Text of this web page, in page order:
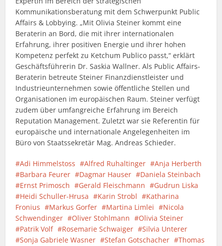
Kommunikationsberatung mit dem Schwerpunkt Public
Affairs & Lobbying. „Mit Olivia Steiner kommt eine
Beraterin an Bord, die mit ihrer internationalen
Erfahrung, ihrer positiven Energie und ihrer hohen
Kompetenz perfekt zu Ketchum Publico passt,“ erklärt
Geschäftsführerin Dr. Saskia Wallner. Als Public Affairs-
Beraterin betreute Steiner Finanzdienstleister und
Industrieunternehmen sowie öffentliche Stellen und
Organisationen im europäischen Raum. Steiner verfügt
zudem über umfangreiche Erfahrung im Bereich
Reputation Management. Zuletzt war sie Referentin für
europäische und internationale Angelegenheiten im
Büro von Staatssekretär Mag. Andreas Schieder.
Adi Himmelstoss Alfred Ruhaltinger
Anja Herberth
Barbara Feurer
Dagmar Hauser
Daniela Steinbach
Ernst Primosch
Gerald Fleischmann
Gudrun Liska
Heidi Schuller-Hrusa
Karin Strobl
Katharina
Fronius
Markus Gorfer Martina Limlei
Nicola
Schwendinger
Oliver Stohlmann
Olivia Steiner
Patrik Volf
Rosemarie Schwaiger
Silvia Unterer
Sonja Gabriele Wasner
Stefan Gotschacher Thomas